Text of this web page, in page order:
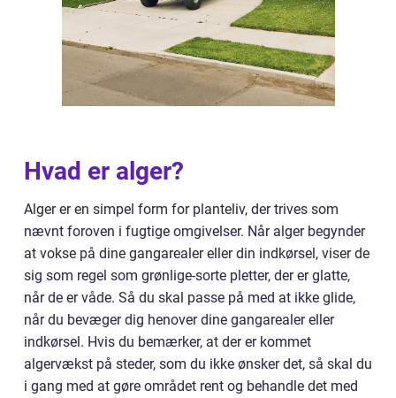
Hvad er alger?
Alger er en simpel form for planteliv, der trives som
nævnt foroven i fugtige omgivelser. Når alger begynder
at vokse på dine gangarealer eller din indkørsel, viser de
sig som regel som grønlige-sorte pletter, der er glatte,
når de er våde. Så du skal passe på med at ikke glide,
når du bevæger dig henover dine gangarealer eller
indkørsel. Hvis du bemærker, at der er kommet
algervækst på steder, som du ikke ønsker det, så skal du
i gang med at gøre området rent og behandle det med